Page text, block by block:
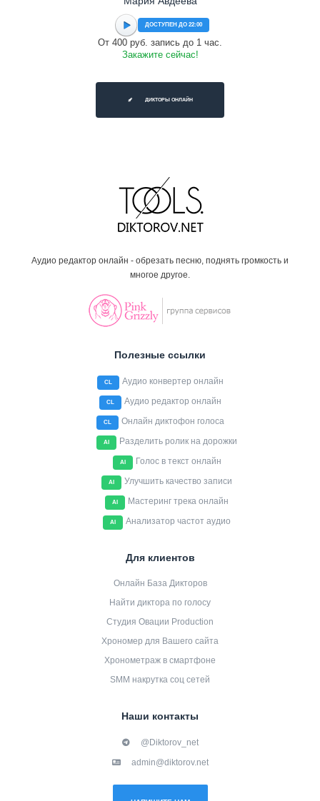
ДОСТУПЕН ДО 22:00
От 400 руб. запись до 1 час.
Закажите сейчас!
ДИКТОРЫ ОНЛАЙН
Аудио редактор онлайн - обрезать песню, поднять громкость и
многое другое.
Полезные ссылки
CL Аудио конвертер онлайн
CL Аудио редактор онлайн
CL Онлайн диктофон голоса
AI Разделить ролик на дорожки
AI Голос в текст онлайн
AI Улучшить качество записи
AI Мастеринг трека онлайн
AI Анализатор частот аудио
Для клиентов
Онлайн База Дикторов
Найти диктора по голосу
Студия Овации Production
Хрономер для Вашего сайта
Хронометраж в смартфоне
SMM накрутка соц сетей
Наши контакты
@Diktorov_net
admin@diktorov.net